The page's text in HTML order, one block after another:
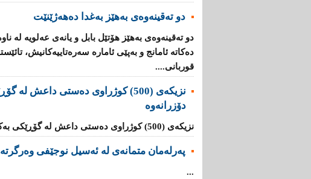
دو تەقینەوەی بەهێز بەغدا دەهەژێنێت
دو تەقینەوەی بەهێز هۆتێل بابل و یانەی عەلویە لە
قوربانی....
نزیکەى (500) کوژراوى دەستى داعش لە
دۆزرانەوە
نزیکەى (500) کوژراوى دەستى داعش لە گۆڕێکی بەکۆمەڵدا دۆزرانەوە ...
پەرلەمان متمانەی لە ئەسیل نوجێفی
...